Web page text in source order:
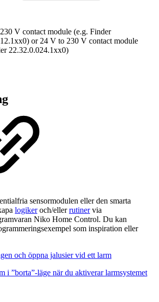
V contact module (e.g. Finder
or 24 V to 230 V contact module
22.32.0.024.1xx0)
sensormodulen eller den smarta
logikeroch/ellerrutinervia
Niko Home Control. Du kan
som inspiration eller
och öppna jalusier vid ett larm
i ”borta”-läge när du aktiverar larmsystemet